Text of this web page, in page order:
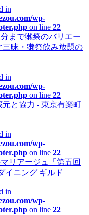
in
wp-
on line 22
まで獺祭のバリエー
昧・獺祭飲み放題の
in
wp-
on line 22
と協力 - 東京有楽町
in
wp-
on line 22
リアージュ「第五回
イニング ギルド
in
wp-
on line 22